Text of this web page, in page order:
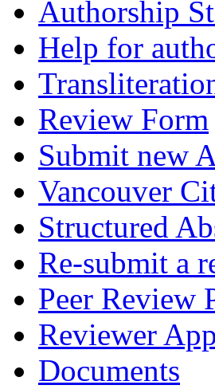
Authorship
Help for
Review Form
Submit new
Vancouver
Structured
Re-submit a
Peer Review
Reviewer
Documents